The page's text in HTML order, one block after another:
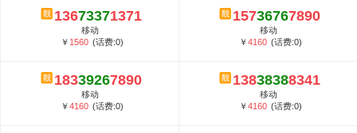
13673371371
移动
￥ 1560 (话费:0)
15736767890
移动
￥4160 (话费:0)
18339267890
移动
￥4160 (话费:0)
13838388341
移动
￥4160 (话费:0)